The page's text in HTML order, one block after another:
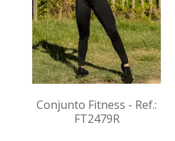
Conjunto Fitness - Ref.:
FT2479R